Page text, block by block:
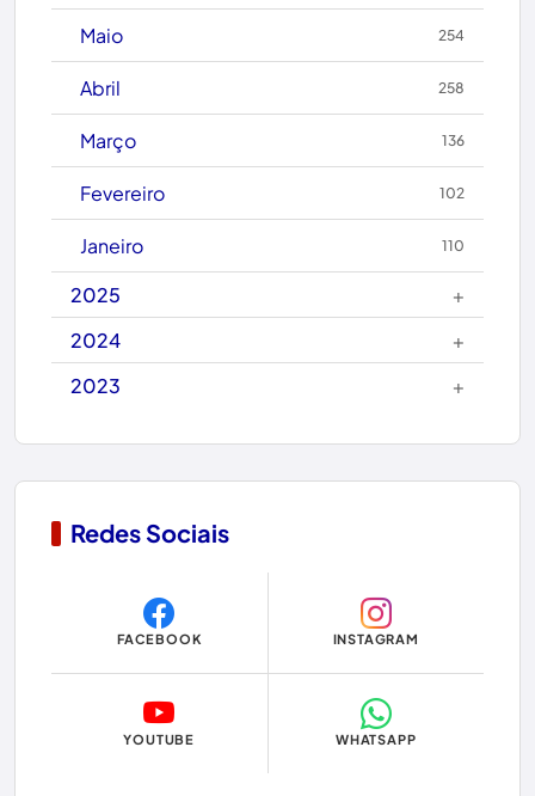
Carinhanha
Caturama
Chapada Diamantina
Condeúba
Copa do Mundo 2026
Dom Basílio
Economia
Educação
Maio 254
Abril 258
Março 136
Fevereiro 102
Janeiro 110
2025
+
2024
+
2023
+
Redes Sociais
FACEBOOK INSTAGRAM
YOUTUBE WHATSAPP